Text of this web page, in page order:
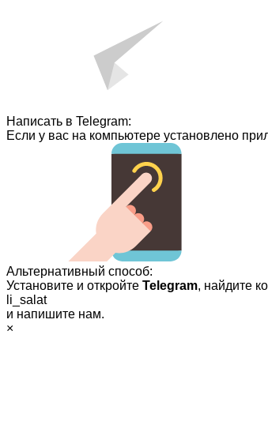
Написать в Telegram:
Если у вас на компьютере установлено
Альтернативный способ:
Установите и откройте Telegram, найдите
li_salat
и напишите нам.
×